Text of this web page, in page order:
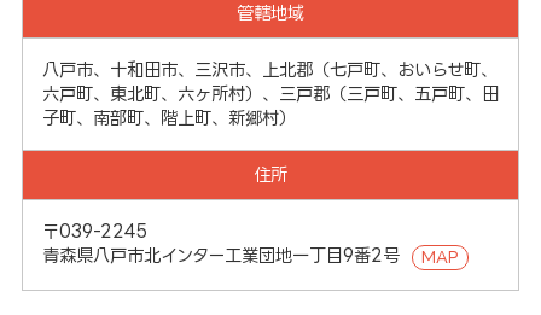
管轄地域
八戸市、十和田市、三沢市、上北郡（七戸町、おいらせ町、
六戸町、東北町、六ヶ所村）、三戸郡（三戸町、五戸町、田
子町、南部町、階上町、新郷村）
住所
〒039-2245
青森県八戸市北インター工業団地一丁目9番2号
MAP